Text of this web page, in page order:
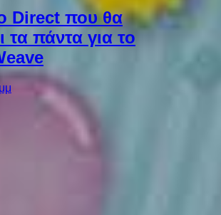
Direct που θα
τα πάντα για το